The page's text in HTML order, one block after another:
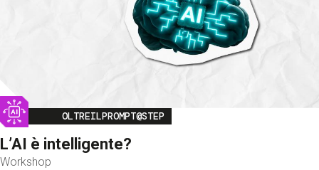
Image
OLTREILPROMPT@STEP
L’AI è intelligente?
Workshop